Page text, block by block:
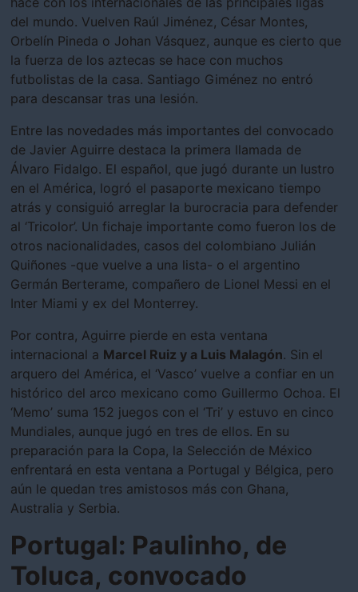
del mundo. Vuelven Raúl Jiménez, César Montes,
Orbelín Pineda o Johan Vásquez, aunque es cierto que
la fuerza de los aztecas se hace con muchos
futbolistas de la casa. Santiago Giménez no entró
para descansar tras una lesión.
Entre las novedades más importantes del convocado
de Javier Aguirre destaca la primera llamada de
Álvaro Fidalgo. El español, que jugó durante un lustro
en el América, logró el pasaporte mexicano tiempo
atrás y consiguió arreglar la burocracia para defender
al ‘Tricolor’. Un fichaje importante como fueron los de
otros nacionalidades, casos del colombiano Julián
Quiñones -que vuelve a una lista- o el argentino
Germán Berterame, compañero de Lionel Messi en el
Inter Miami y ex del Monterrey.
Por contra, Aguirre pierde en esta ventana
internacional a Marcel Ruiz y a Luis Malagón. Sin el
arquero del América, el ‘Vasco’ vuelve a confiar en un
histórico del arco mexicano como Guillermo Ochoa. El
‘Memo’ suma 152 juegos con el ‘Tri’ y estuvo en cinco
Mundiales, aunque jugó en tres de ellos. En su
preparación para la Copa, la Selección de México
enfrentará en esta ventana a Portugal y Bélgica, pero
aún le quedan tres amistosos más con Ghana,
Australia y Serbia.
Portugal: Paulinho, de
Toluca, convocado